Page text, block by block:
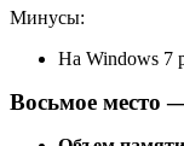
Минусы:
На Windows 7
Восьмое место